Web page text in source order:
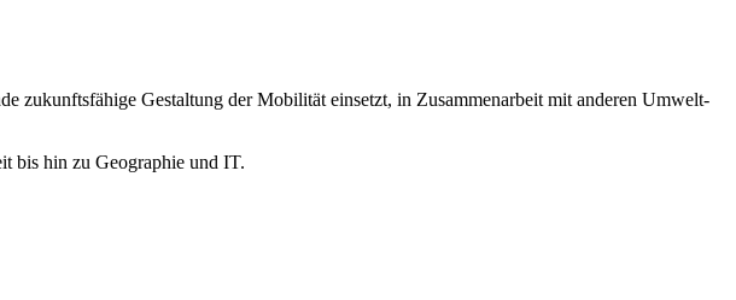
zukunftsfähige Gestaltung der Mobilität einsetzt, in Zusammenarbeit mit anderen Umwelt-
bis hin zu Geographie und IT.